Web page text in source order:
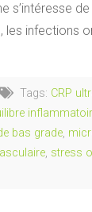
s’intéresse de
les infections
Tags: CRP
bas grade,
, stress